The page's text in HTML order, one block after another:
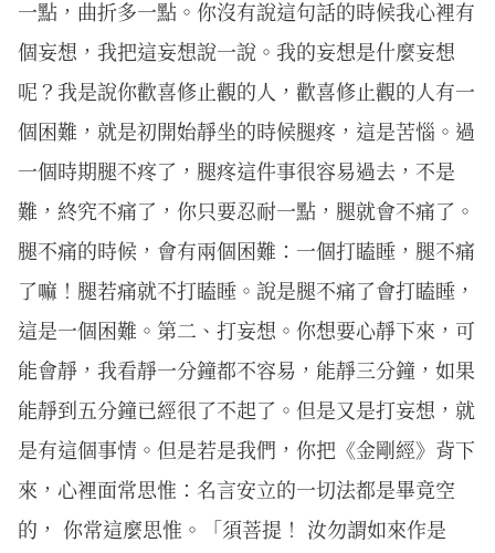
一點，曲折多一點。你沒有說這句話的時候我心裡有
個妄想，我把這妄想說一說。我的妄想是什麼妄想
呢？我是說你歡喜修止觀的人，歡喜修止觀的人有一
個困難，就是初開始靜坐的時候腿疼，這是苦惱。過
一個時期腿不疼了，腿疼這件事很容易過去，不是
難，終究不痛了，你只要忍耐一點，腿就會不痛了。
腿不痛的時候，會有兩個困難：一個打瞌睡，腿不痛
了嘛！腿若痛就不打瞌睡。說是腿不痛了會打瞌睡，
這是一個困難。第二、打妄想。你想要心靜下來，可
能會靜，我看靜一分鐘都不容易，能靜三分鐘，如果
能靜到五分鐘已經很了不起了。但是又是打妄想，就
是有這個事情。但是若是我們，你把《金剛經》背下
來，心裡面常思惟：名言安立的一切法都是畢竟空
的， 你常這麼思惟。「須菩提！ 汝勿謂如來作是